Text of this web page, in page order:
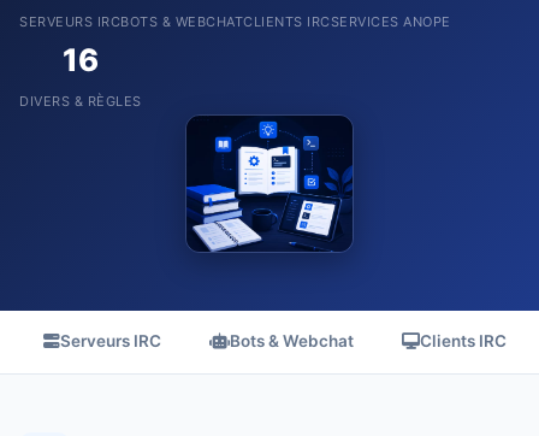
SERVEURS IRCBOTS & WEBCHATCLIENTS IRCSERVICES ANOPE
16
DIVERS & RÈGLES
Serveurs IRC Bots & Webchat Clients IRC